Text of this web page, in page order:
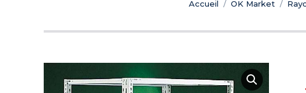
Accueil OK Market